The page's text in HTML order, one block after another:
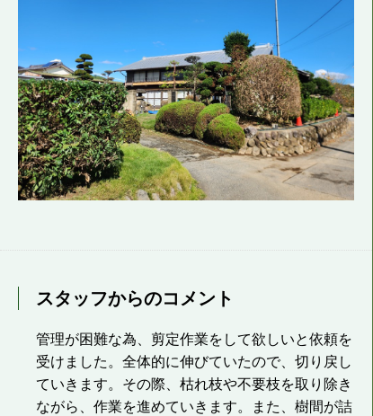
スタッフからのコメント
管理が困難な為、剪定作業をして欲しいと依頼を
受けました。全体的に伸びていたので、切り戻し
ていきます。その際、枯れ枝や不要枝を取り除き
ながら、作業を進めていきます。また、樹間が詰